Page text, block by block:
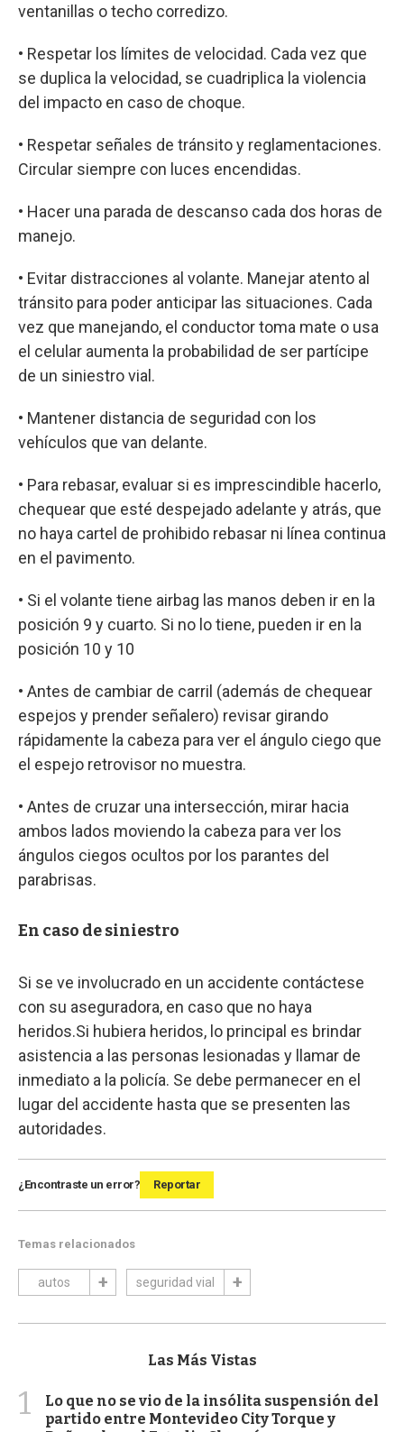
ventanillas o techo corredizo.
• Respetar los límites de velocidad. Cada vez que
se duplica la velocidad, se cuadriplica la violencia
del impacto en caso de choque.
• Respetar señales de tránsito y reglamentaciones.
Circular siempre con luces encendidas.
• Hacer una parada de descanso cada dos horas de
manejo.
• Evitar distracciones al volante. Manejar atento al
tránsito para poder anticipar las situaciones. Cada
vez que manejando, el conductor toma mate o usa
el celular aumenta la probabilidad de ser partícipe
de un siniestro vial.
• Mantener distancia de seguridad con los
vehículos que van delante.
• Para rebasar, evaluar si es imprescindible hacerlo,
chequear que esté despejado adelante y atrás, que
no haya cartel de prohibido rebasar ni línea continua
en el pavimento.
• Si el volante tiene airbag las manos deben ir en la
posición 9 y cuarto. Si no lo tiene, pueden ir en la
posición 10 y 10
• Antes de cambiar de carril (además de chequear
espejos y prender señalero) revisar girando
rápidamente la cabeza para ver el ángulo ciego que
el espejo retrovisor no muestra.
• Antes de cruzar una intersección, mirar hacia
ambos lados moviendo la cabeza para ver los
ángulos ciegos ocultos por los parantes del
parabrisas.
En caso de siniestro
Si se ve involucrado en un accidente contáctese
con su aseguradora, en caso que no haya
heridos.Si hubiera heridos, lo principal es brindar
asistencia a las personas lesionadas y llamar de
inmediato a la policía. Se debe permanecer en el
lugar del accidente hasta que se presenten las
autoridades.
¿Encontraste un error? Reportar
Temas relacionados
autos seguridad vial
Las Más Vistas
1
Lo que no se vio de la insólita suspensión del
partido entre Montevideo City Torque y